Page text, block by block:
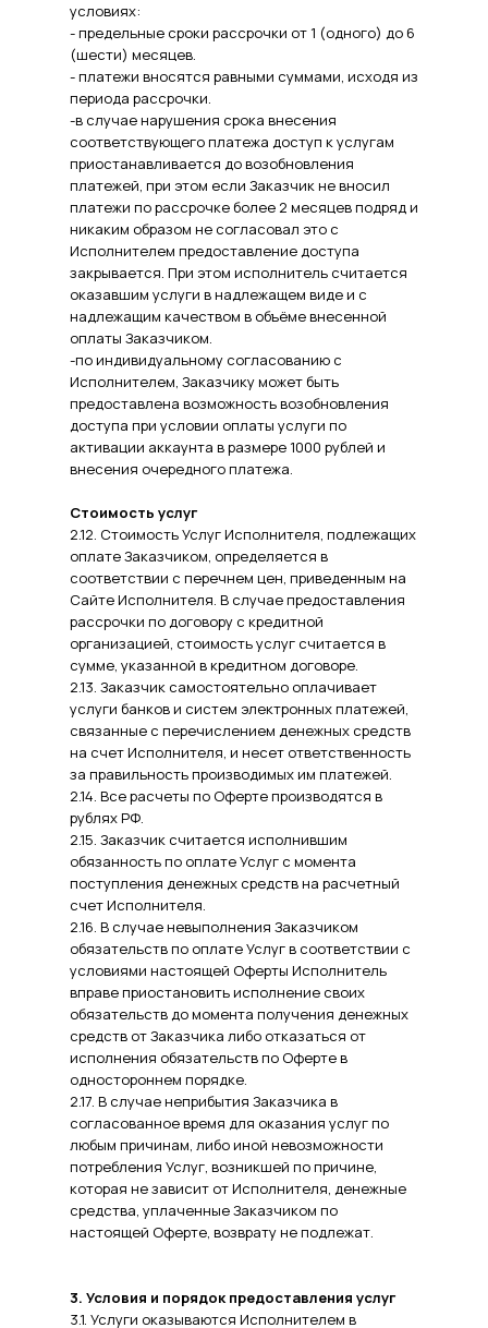
условиях:
- предельные сроки рассрочки от 1 (одного) до 6
(шести) месяцев.
- платежи вносятся равными суммами, исходя из
периода рассрочки.
-в случае нарушения срока внесения
соответствующего платежа доступ к услугам
приостанавливается до возобновления
платежей, при этом если Заказчик не вносил
платежи по рассрочке более 2 месяцев подряд и
никаким образом не согласовал это с
Исполнителем предоставление доступа
закрывается. При этом исполнитель считается
оказавшим услуги в надлежащем виде и с
надлежащим качеством в объёме внесенной
оплаты Заказчиком.
-по индивидуальному согласованию с
Исполнителем, Заказчику может быть
предоставлена возможность возобновления
доступа при условии оплаты услуги по
активации аккаунта в размере 1000 рублей и
внесения очередного платежа.
Стоимость услуг
2.12. Стоимость Услуг Исполнителя, подлежащих
оплате Заказчиком, определяется в
соответствии с перечнем цен, приведенным на
Сайте Исполнителя. В случае предоставления
рассрочки по договору с кредитной
организацией, стоимость услуг считается в
сумме, указанной в кредитном договоре.
2.13. Заказчик самостоятельно оплачивает
услуги банков и систем электронных платежей,
связанные с перечислением денежных средств
на счет Исполнителя, и несет ответственность
за правильность производимых им платежей.
2.14. Все расчеты по Оферте производятся в
рублях РФ.
2.15. Заказчик считается исполнившим
обязанность по оплате Услуг с момента
поступления денежных средств на расчетный
счет Исполнителя.
2.16. В случае невыполнения Заказчиком
обязательств по оплате Услуг в соответствии с
условиями настоящей Оферты Исполнитель
вправе приостановить исполнение своих
обязательств до момента получения денежных
средств от Заказчика либо отказаться от
исполнения обязательств по Оферте в
одностороннем порядке.
2.17. В случае неприбытия Заказчика в
согласованное время для оказания услуг по
любым причинам, либо иной невозможности
потребления Услуг, возникшей по причине,
которая не зависит от Исполнителя, денежные
средства, уплаченные Заказчиком по
настоящей Оферте, возврату не подлежат.
3. Условия и порядок предоставления услуг
3.1. Услуги оказываются Исполнителем в